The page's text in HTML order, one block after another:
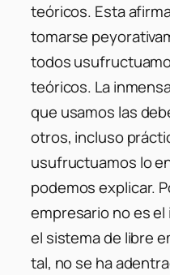
teóricos. Esta
tomarse
todos
teóricos. La
que usamos las
otros, incluso
usufructuamos lo
podemos explicar.
empresario no es
el sistema de libre
tal, no se ha